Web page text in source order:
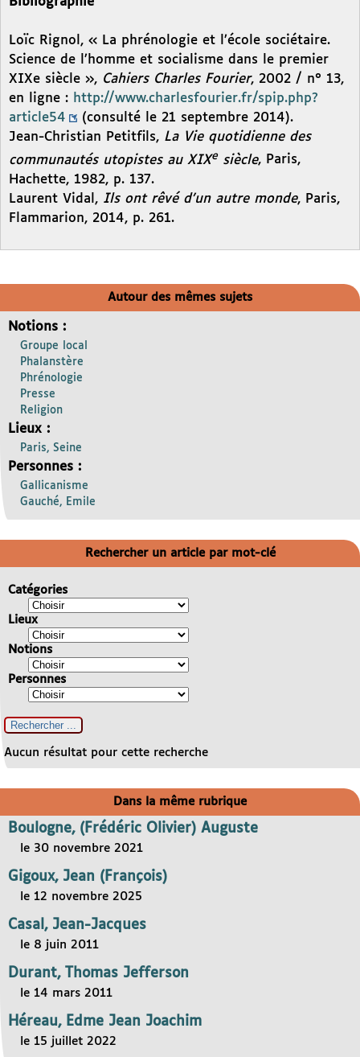
Loïc Rignol, « La phrénologie et l’école sociétaire.
Science de l’homme et socialisme dans le premier
XIXe siècle », Cahiers Charles Fourier, 2002 / n° 13,
en ligne : http://www.charlesfourier.fr/spip.php?
article54
(consulté le 21 septembre 2014).
Jean-Christian Petitfils, La Vie quotidienne des
communautés utopistes au XIXe siècle, Paris,
Hachette, 1982, p. 137.
Laurent Vidal, Ils ont rêvé d’un autre monde, Paris,
Flammarion, 2014, p. 261.
Autour des mêmes sujets
Notions :
Groupe local
Phalanstère
Phrénologie
Presse
Religion
Lieux :
Paris, Seine
Personnes :
Gallicanisme
Gauché, Emile
Rechercher un article par mot-clé
Catégories
Lieux
Notions
Personnes
Aucun résultat pour cette recherche
Dans la même rubrique
Boulogne, (Frédéric Olivier) Auguste
le 30 novembre 2021
Gigoux, Jean (François)
le 12 novembre 2025
Casal, Jean-Jacques
le 8 juin 2011
Durant, Thomas Jefferson
le 14 mars 2011
Héreau, Edme Jean Joachim
le 15 juillet 2022